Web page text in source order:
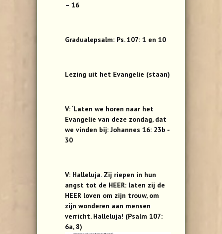
– 16
Gradualepsalm: Ps. 107: 1 en 10
Lezing uit het Evangelie (staan)
V: ‘Laten we horen naar het
Evangelie van deze zondag, dat
we vinden bij: Johannes 16: 23b -
30
V: Halleluja. Zij riepen in hun
angst tot de HEER: laten zij de
HEER loven om zijn trouw, om
zijn wonderen aan mensen
verricht. Halleluja! (Psalm 107:
6a, 8)